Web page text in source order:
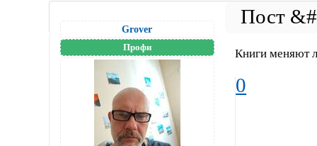
Grover
Профи Книги меняют
0